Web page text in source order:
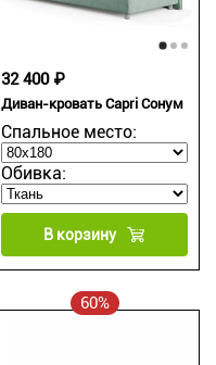
Диван-кровать Capri Сонум
Спальное место:
Обивка:
32 400 ₽
В корзину
60%